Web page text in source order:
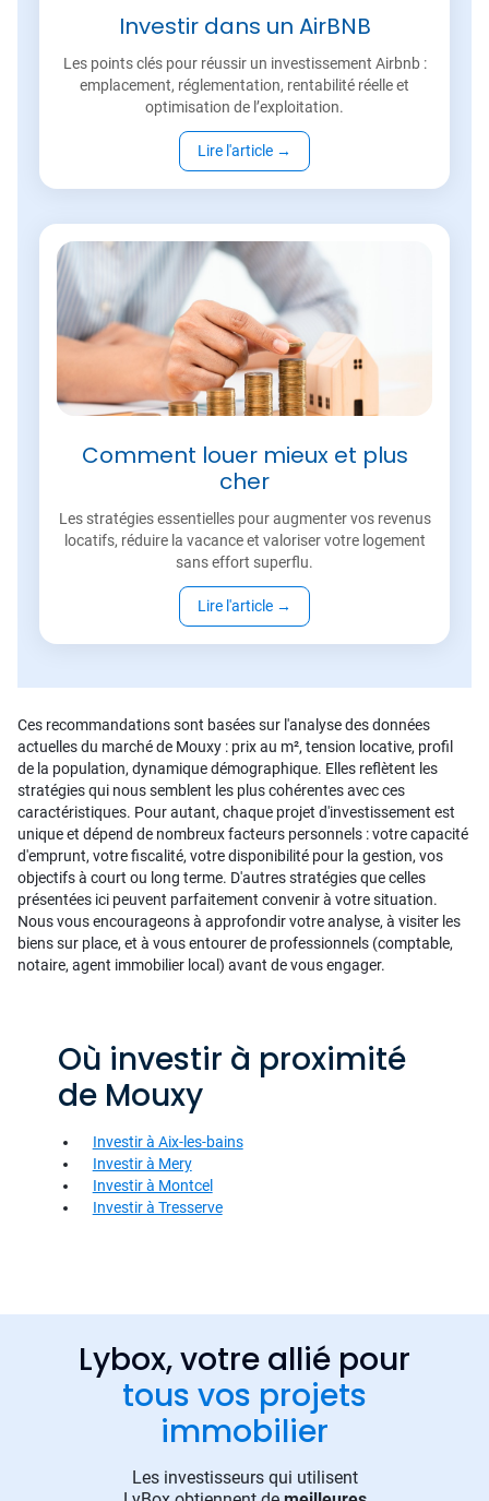
Investir dans un AirBNB
Les points clés pour réussir un investissement Airbnb :
emplacement, réglementation, rentabilité réelle et
optimisation de l’exploitation.
Lire l'article →
Comment louer mieux et plus
cher
Les stratégies essentielles pour augmenter vos revenus
locatifs, réduire la vacance et valoriser votre logement
sans effort superflu.
Lire l'article →
Ces recommandations sont basées sur l'analyse des données
actuelles du marché de Mouxy : prix au m², tension locative, profil
de la population, dynamique démographique. Elles reflètent les
stratégies qui nous semblent les plus cohérentes avec ces
caractéristiques. Pour autant, chaque projet d'investissement est
unique et dépend de nombreux facteurs personnels : votre capacité
d'emprunt, votre fiscalité, votre disponibilité pour la gestion, vos
objectifs à court ou long terme. D'autres stratégies que celles
présentées ici peuvent parfaitement convenir à votre situation.
Nous vous encourageons à approfondir votre analyse, à visiter les
biens sur place, et à vous entourer de professionnels (comptable,
notaire, agent immobilier local) avant de vous engager.
Où investir à proximité
de Mouxy
Investir à Aix-les-bains
Investir à Mery
Investir à Montcel
Investir à Tresserve
Lybox, votre allié pour
tous vos projets
immobilier
Les investisseurs qui utilisent